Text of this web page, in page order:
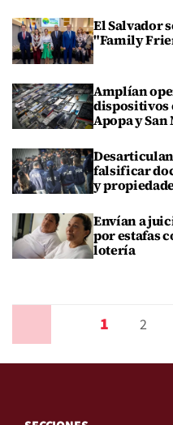
El Salvador
"Family
Amplían
dispositivos
Apopa y
falsificar
y
Envían a
por estafas
lotería
1 2